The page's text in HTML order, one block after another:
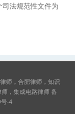
法规范性文件为
师，合肥律师，知识
，集成电路律师 备
-4